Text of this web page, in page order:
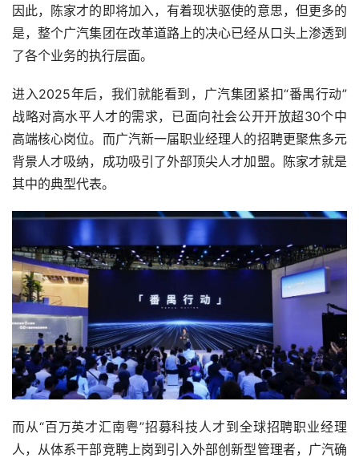
因此，陈家才的即将加入，有着现状驱使的意思，但更多的
是，整个广汽集团在改革道路上的决心已经从口头上渗透到
了各个业务的执行层面。
进入2025年后，我们就能看到，广汽集团紧扣“番禺行动”
战略对高水平人才的需求，已面向社会公开开放超30个中
高端核心岗位。而广汽新一届职业经理人的招聘更聚焦多元
背景人才吸纳，成功吸引了外部顶尖人才加盟。陈家才就是
其中的典型代表。
而从“百万英才汇南粤”招募科技人才到全球招聘职业经理
人，从体系干部竞聘上岗到引入外部创新型管理者，广汽确